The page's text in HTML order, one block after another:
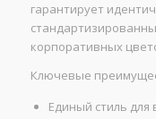
гарантирует
корпоративных
Ключевые
Единый стиль для